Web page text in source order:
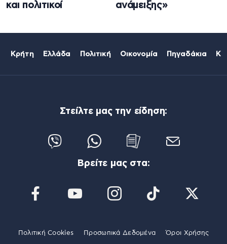
και πολιτικοί
ανάμειξης»
Κρήτη Ελλάδα Πολιτική Οικονομία Πηγαδάκια
Στείλτε μας την είδηση:
Βρείτε μας στα:
Πολιτική Cookies Προσωπικά Δεδομένα Όροι Χρήσης